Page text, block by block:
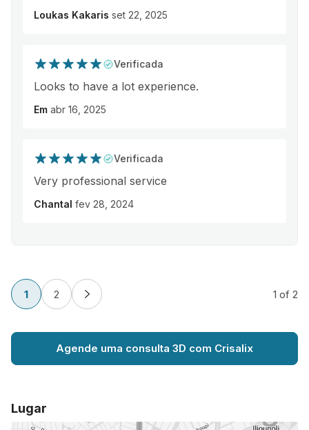
Loukas Kakaris set 22, 2025
Verificada
Looks to have a lot experience.
Em abr 16, 2025
Verificada
Very professional service
Chantal fev 28, 2024
1 2 1 of 2
Agende uma consulta 3D com Crisalix
Lugar